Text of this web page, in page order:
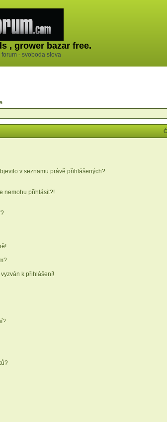
, grower bazar free.
- svoboda slova
v seznamu právě přihlášených?
nemohu přihlásit?!
k přihlášení!